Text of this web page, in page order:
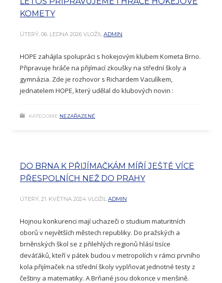
KOMETY
ÚTERÝ, 06. LEDNA 2026 VLOŽIL ADMIN
HOPE zahájila spolupráci s hokejovým klubem Kometa Brno.
Připravuje hráče na přijímací zkoušky na střední školy a
gymnázia. Zde je rozhovor s Richardem Vaculíkem,
jednatelem HOPE, který udělal do klubových novin :
KATEGORIE NEZAŘAZENÉ
DO BRNA K PŘIJÍMAČKÁM MÍŘÍ JEŠTĚ VÍCE
PŘESPOLNÍCH NEŽ DO PRAHY
ÚTERÝ, 21. KVĚTNA 2024 VLOŽIL ADMIN
Hojnou konkurenci mají uchazeči o studium maturitních
oborů v největších městech republiky. Do pražských a
brněnských škol se z přilehlých regionů hlásí tisíce
deváťáků, kteří v pátek budou v metropolích v rámci prvního
kola přijímaček na střední školy vyplňovat jednotné testy z
češtiny a matematiky. A Brňané jsou dokonce v menšině.